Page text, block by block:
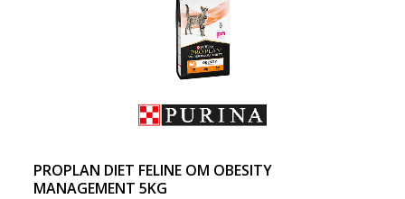
PROPLAN DIET FELINE OM OBESITY
MANAGEMENT 5KG